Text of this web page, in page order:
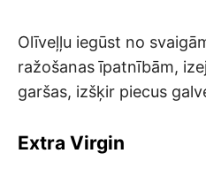
Olīveļļu iegūst no
ražošanas īpatnībām,
garšas, izšķir piecus
Extra Virgin